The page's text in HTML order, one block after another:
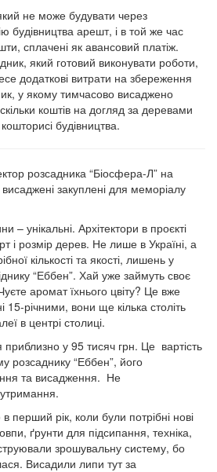
не може будувати через
будівництва арешт, і в той же час
сплачені як авансовий платіж.
який готовий виконувати роботи,
додаткові витрати на збереження
у якому тимчасово висаджено
коштів на догляд за деревами
будівництва.
розсадника “Біосфера-Л” на
закуплені для меморіалу
унікальні. Архітектори в проєкті
і розмір дерев. Не лише в Україні, а
кількості та якості, лишень у
“Еббен”. Хай уже займуть своє
аромат їхнього цвіту? Це вже
15-річними, вони ще кілька століть
в центрі столиці.
у 95 тисяч грн. Це вартість
розсаднику “Еббен”, його
та висадження. Не
рік, коли були потрібні нові
ґрунти для підсипання, техніка,
зрошувальну систему, бо
Висадили липи тут за